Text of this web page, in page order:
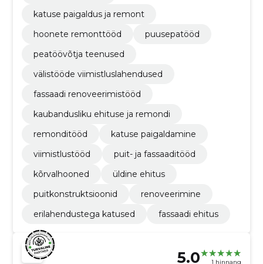
katuse paigaldus ja remont
hoonete remonttööd
puusepatööd
peatöövõtja teenused
välistööde viimistluslahendused
fassaadi renoveerimistööd
kaubandusliku ehituse ja remondi
remonditööd
katuse paigaldamine
viimistlustööd
puit- ja fassaaditööd
kõrvalhooned
üldine ehitus
puitkonstruktsioonid
renoveerimine
erilahendustega katused
fassaadi ehitus
5.0 1 hinnang